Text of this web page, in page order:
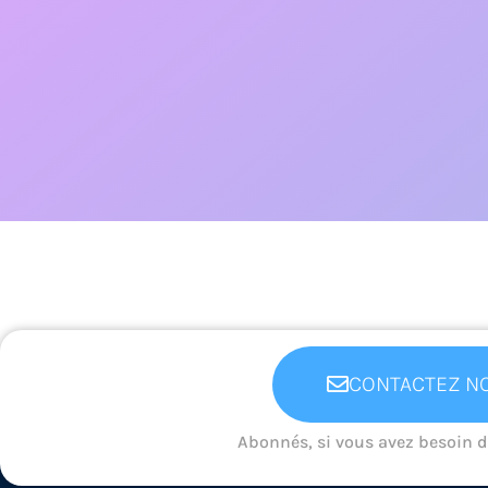
CONTACTEZ
Abonnés, si vous avez besoin